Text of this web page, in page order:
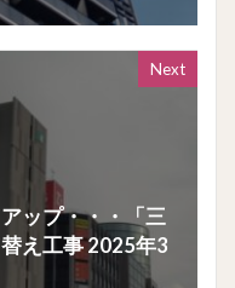
Next
ップ・・・「三
え工事 2025年3